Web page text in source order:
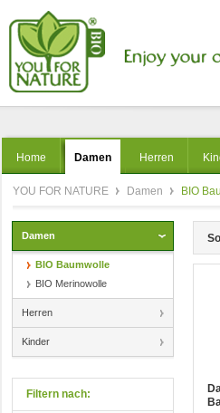
Home Damen Herren
YOU FOR NATURE Damen BIO
Damen
BIO Baumwolle
BIO Merinowolle
Herren
Kinder
Filtern nach: